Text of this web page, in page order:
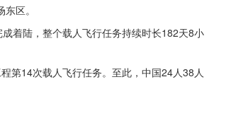
区。
着陆，整个载人飞行任务持续时长182天8小
第14次载人飞行任务。至此，中国24人38人